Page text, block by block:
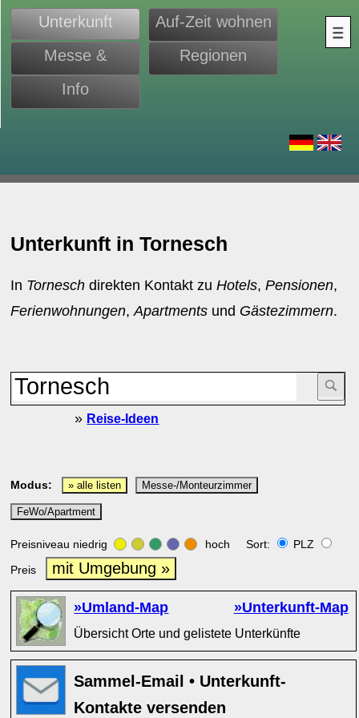
Unterkunft
Auf-Zeit wohnen
Messe &
Monteure
Regionen
Info
Unterkunft in Tornesch
In Tornesch direkten Kontakt zuHotels,Pensionen,
Ferienwohnungen,Apartments und Gästezimmern.
» Reise-Ideen
Modus: » alle listen Messe-/Monteurzimmer
FeWo/Apartment
Preisniveau niedrig hoch Sort:
PLZ
Preis
mit Umgebung »
»Umland-Map »Unterkunft-Map
Übersicht Orte und gelistete Unterkünfte
Sammel-Email • Unterkunft-
Kontakte versenden